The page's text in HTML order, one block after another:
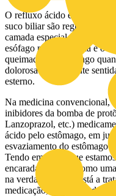
O refluxo ácido é um
suco biliar são regurgitados
camada especial para o
esófago não tem! Azia é o
queimadura no esófago
dolorosa é geralmente
esterno.
Na medicina convencional,
inibidores da bomba de
Lanzoprazol, etc.)
ácido pelo estômago, em
esvaziamento do estômago
Tendo em conta que
encarada por mim como
na verdade, não se está a
medicação, todo o quadro